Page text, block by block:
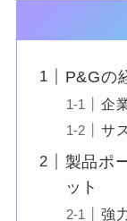
P&Gの
企
サ
製品ポ
ット
強